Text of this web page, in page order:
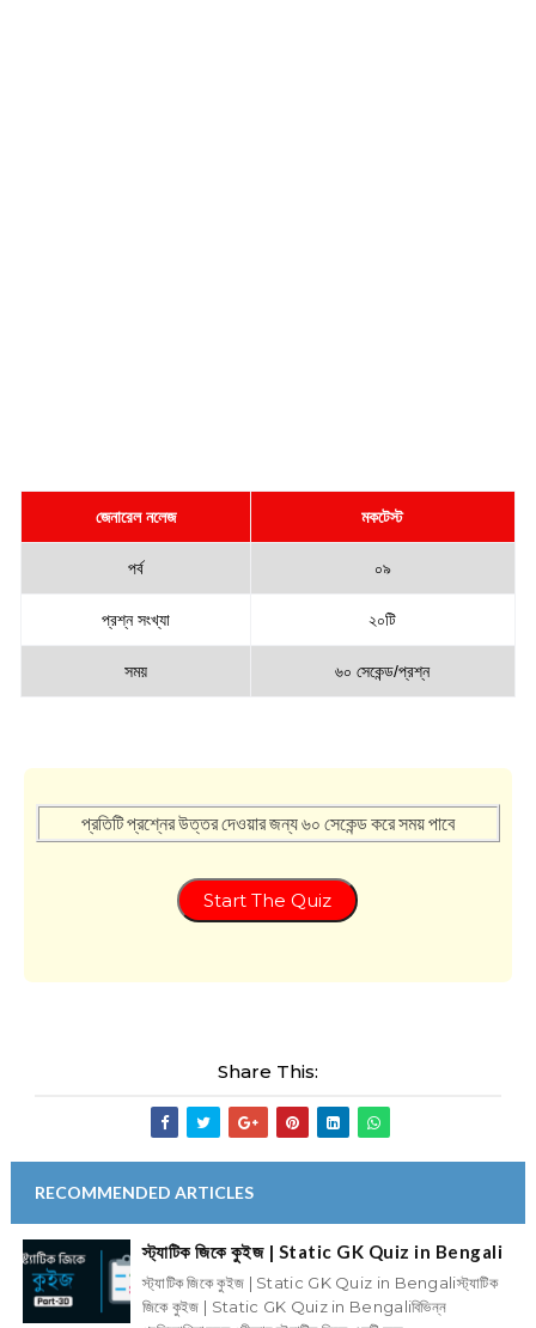
জেনারেল নলেজ মকটেস্ট
পর্ব ০৯
প্রশ্ন সংখ্যা ২০টি
সময় ৬০ সেকেন্ড/প্রশ্ন
প্রতিটি প্রশ্নের উত্তর দেওয়ার জন্য ৬০ সেকেন্ড করে সময় পাবে
Start The Quiz
Share This:
RECOMMENDED ARTICLES
স্ট্যাটিক জিকে কুইজ | Static GK Quiz in Bengali
স্ট্যাটিক জিকে কুইজ | Static GK Quiz in Bengaliস্ট্যাটিক
জিকে কুইজ | Static GK Quiz in Bengaliবিভিন্ন